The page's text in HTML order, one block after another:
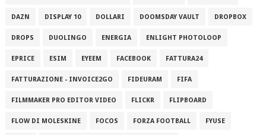
DAZN DISPLAY 10 DOLLARI DOOMSDAY VAULT DROPBOX
DROPS DUOLINGO ENERGIA ENLIGHT PHOTOLOOP
EPRICE ESIM EYEEM FACEBOOK FATTURA24
FATTURAZIONE - INVOICE2GO FIDEURAM FIFA
FILMMAKER PRO EDITOR VIDEO FLICKR FLIPBOARD
FLOW DI MOLESKINE FOCOS FORZA FOOTBALL FYUSE